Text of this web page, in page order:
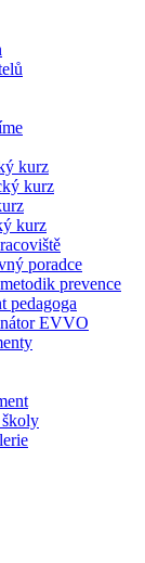
kurz
kurz
kurz
poradce
prevence
pedagoga
EVVO
školy